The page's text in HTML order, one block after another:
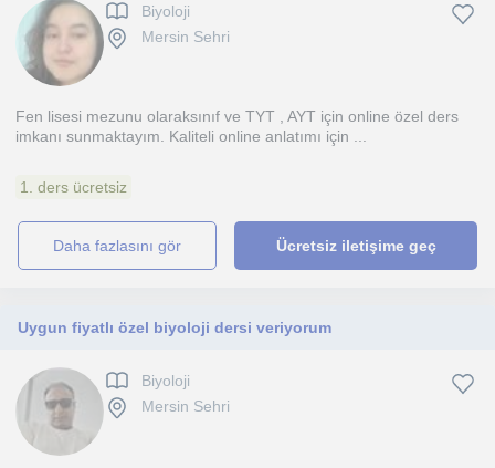
Biyoloji
Mersin Sehri
Fen lisesi mezunu olaraksınıf ve TYT , AYT için online özel ders
imkanı sunmaktayım. Kaliteli online anlatımı için ...
1. ders ücretsiz
daha fazlasını gör Ücretsiz iletişime geç
Uygun fiyatlı özel biyoloji dersi veriyorum
Biyoloji
Mersin Sehri